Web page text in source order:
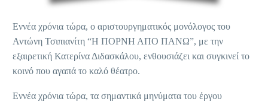
Εννέα χρόνια τώρα, ο αριστουργηματικός μονόλογος του
Αντώνη Τσιπιανίτη “Η ΠΟΡΝΗ ΑΠΟ ΠΑΝΩ”, με την
εξαιρετική Κατερίνα Διδασκάλου, ενθουσιάζει και συγκινεί το
κοινό που αγαπά το καλό θέατρο.
Εννέα χρόνια τώρα, τα σημαντικά μηνύματα του έργου